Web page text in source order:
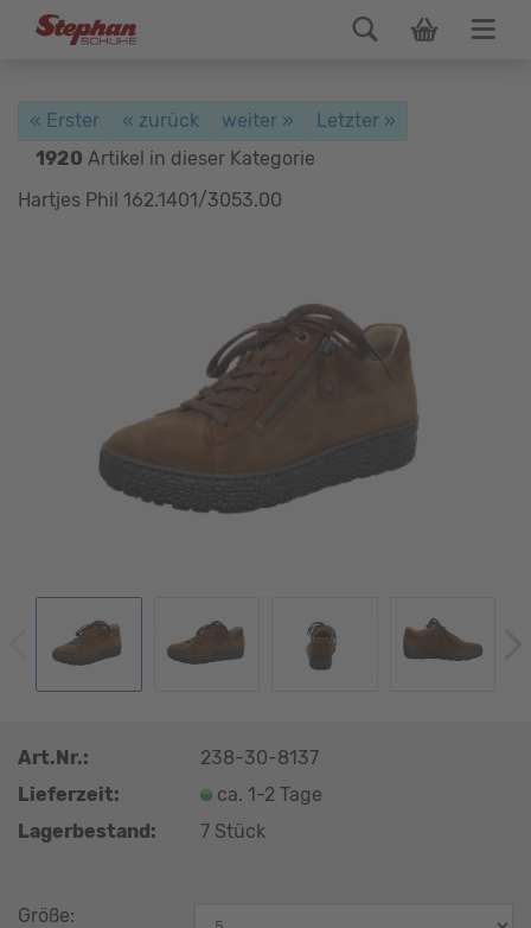
« Erster « zurück weiter »
Letzter »
1920 Artikel in dieser Kategorie
Hartjes Phil 162.1401/3053.00
Art.Nr.:
238-30-8137
Lieferzeit:
ca. 1-2 Tage
Lagerbestand:
7 Stück
Größe: